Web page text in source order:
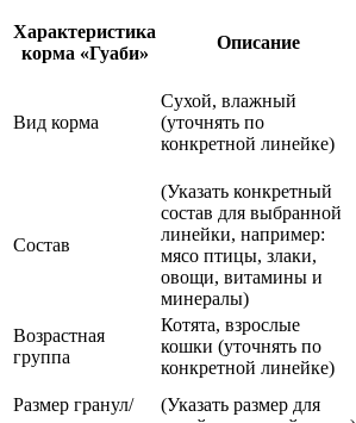
Характеристика
корма «Гуаби»
Описание
Вид корма
Сухой, влажный
(уточнять по
конкретной линейке)
Состав
(Указать конкретный
состав для выбранной
линейки, например:
мясо птицы, злаки,
овощи, витамины и
минералы)
Возрастная
группа
Котята, взрослые
кошки (уточнять по
конкретной линейке)
Размер гранул/
(Указать размер для